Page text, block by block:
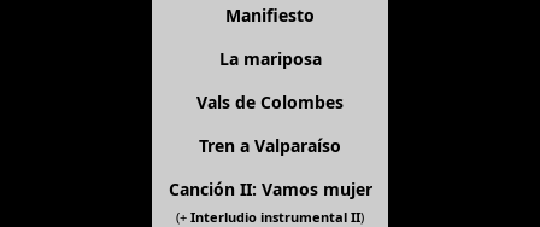
Manifiesto
La mariposa
Vals de Colombes
Tren a Valparaíso
Canción II: Vamos mujer
(+ Interludio instrumental II)